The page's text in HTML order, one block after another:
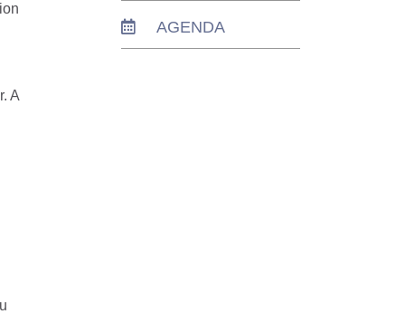
A
AGENDA